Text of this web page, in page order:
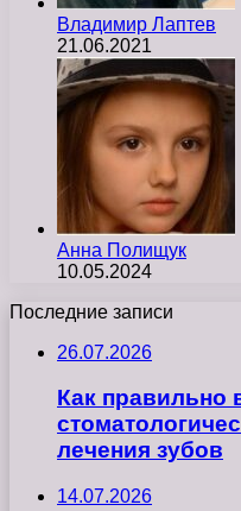
Владимир Лаптев
21.06.2021
Анна Полищук
10.05.2024
Последние записи
26.07.2026
Как правильно
лечения зубов
14.07.2026